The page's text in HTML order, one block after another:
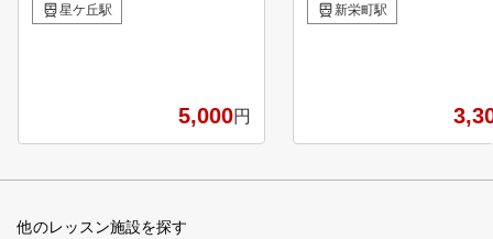
レッスンを開始します。 ショ
ットについては、スイング解析
していただきます。 アプロー
星ケ丘駅
5,000円
以上の歴史！ ⇒ 長い
で培ったノウハウがあり
、ほぼ全員が公益社団法
るスペシャリスト集団で
新栄町駅
他のレッスン施設を探す